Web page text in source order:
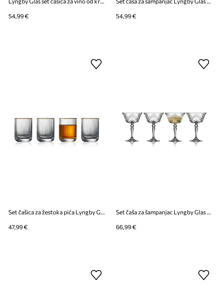
54,99 € 54,99 €
Set čašica za žestoka pića Lyngby Glas Palermo 60 ml 6-pack
47,99 €
Set čaša za šampanjac Lyngby Glas Melodia 260 ml 4-pack
66,99 €